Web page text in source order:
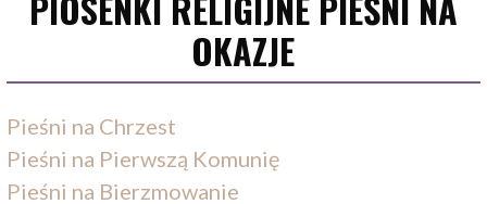
OKAZJE
Pieśni na Chrzest
Pieśni na Pierwszą Komunię
Pieśni na Bierzmowanie